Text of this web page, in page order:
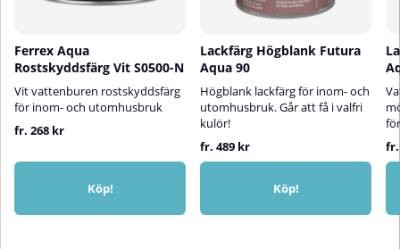
Ferrex Aqua
Rostskyddsfärg Vit S0500-N
Vit vattenburen rostskyddsfärg
för inom- och utomhusbruk
fr. 268 kr
Köp!
Lackfärg Högblank Futura
Aqua 90
Högblank lackfärg för inom- och
utomhusbruk. Går att få i valfri
kulör!
fr. 489 kr
Köp!
fr.